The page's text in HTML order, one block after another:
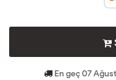
En geç 07